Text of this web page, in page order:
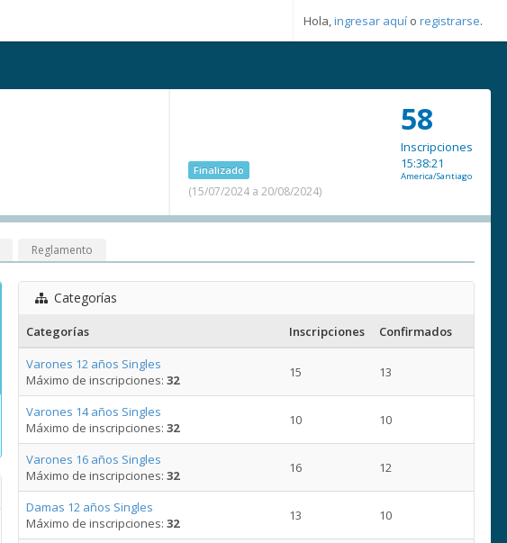
Hola,ingresar aquí o registrarse.
Finalizado
(15/07/2024 a 20/08/2024)
58
Inscripciones
15:38:21
America/Santiago
Reglamento
Categorías
Categorías Inscripciones
Confirmados
Varones 12 años Singles
Máximo de inscripciones: 32 15 13
Varones 14 años Singles
Máximo de inscripciones: 32 10 10
Varones 16 años Singles
Máximo de inscripciones: 32 16 12
Damas 12 años Singles
Máximo de inscripciones: 32 13 10